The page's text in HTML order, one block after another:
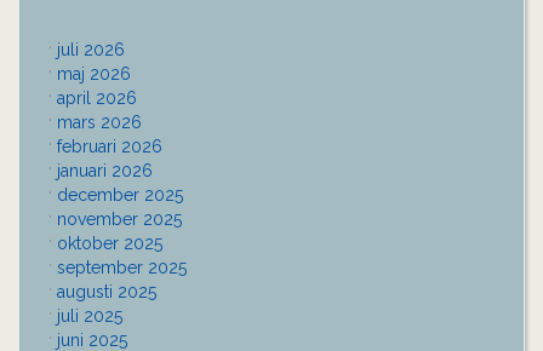
juli 2026
maj 2026
april 2026
mars 2026
februari 2026
januari 2026
december 2025
november 2025
oktober 2025
september 2025
augusti 2025
juli 2025
juni 2025